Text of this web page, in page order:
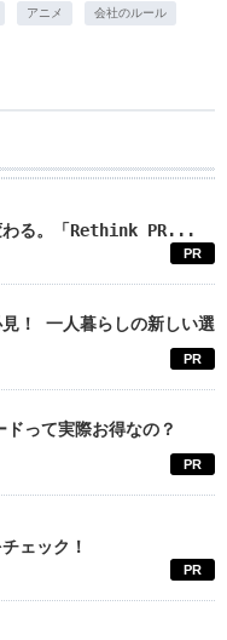
アニメ 会社のルール
わる。「Rethink PR...
PR
！ 一人暮らしの新しい選
PR
って実際お得なの？
PR
ェック！
PR